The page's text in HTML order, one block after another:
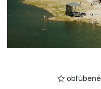
obľúbené